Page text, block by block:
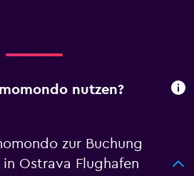
nutzen?
zur Buchung
Ostrava Flughafen